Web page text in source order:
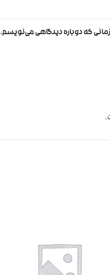
که دوباره دیدگاهی می‌نویسم.